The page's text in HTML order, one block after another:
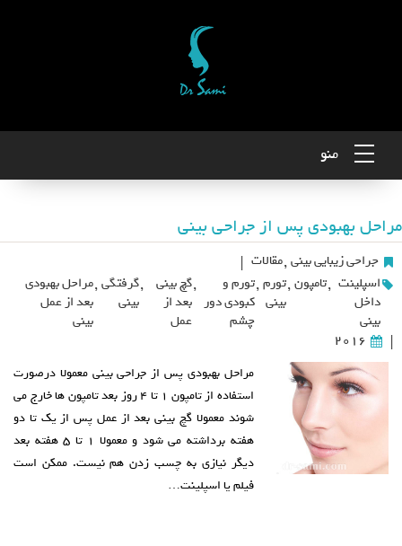
منو
مراحل بهبودی پس از جراحی بینی
جراحی زیبایی بینی ,مقالات |
اسپلینت
داخل
بینی
,تامپون ,تورم
بینی
,تورم و
کبودی دور
چشم
,گچ بینی
بعد از
عمل
,گرفتگی
بینی
,مراحل بهبودی
بعد از عمل
بینی
|
2016
مراحل بهبودی پس از جراحی بینی معمولا درصورت
استفاده از تامپون ۱ تا ۴ روز بعد تامپون ها خارج می
شوند معمولا گچ بینی بعد از عمل پس از یک تا دو
هفته برداشته می شود و معمولا ۱ تا ۵ هفته بعد
دیگر نیازی به چسب زدن هم نیست. ممکن است
فیلم یا اسپلینت…